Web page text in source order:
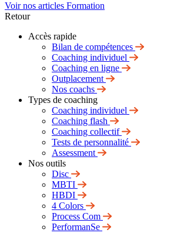
Voir nos articles Formation
Retour
Accès rapide
Bilan de compétences
Coaching individuel
Coaching en ligne
Outplacement
Nos coachs
Types de coaching
Coaching individuel
Coaching flash
Coaching collectif
Tests de personnalité
Assessment
Nos outils
Disc
MBTI
HBDI
4 Colors
Process Com
PerformanSe